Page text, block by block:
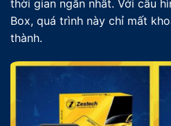
thời gian ngắn nhất. Với cấu
Box, quá trình này chỉ mất
thành.